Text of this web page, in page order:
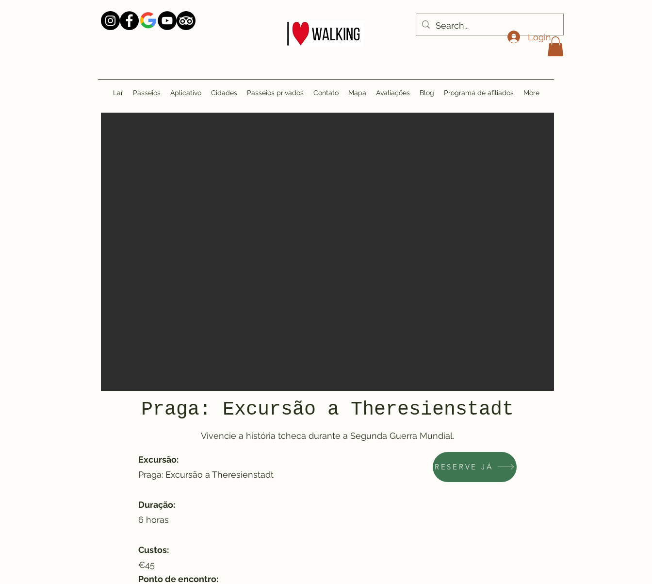
Login
Lar Passeios Aplicativo Cidades Passeios privados Contato Mapa Avaliações Blog Programa de afiliados More
Praga: Excursão a Theresienstadt
Vivencie a história tcheca durante a Segunda Guerra Mundial.
Excursão:
Praga: Excursão a Theresienstadt
Duração:
6 horas
Custos:
€45
Ponto de encontro:
RESERVE JÁ